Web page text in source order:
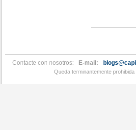
Contacte con nosotros: E-mail:
Queda terminantemente